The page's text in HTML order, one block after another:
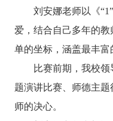
刘安娜老师以《“1
爱，结合自己多年的
单的坐标，涵盖最丰富
比赛前期，我校
题演讲比赛、师德主
师的决心。